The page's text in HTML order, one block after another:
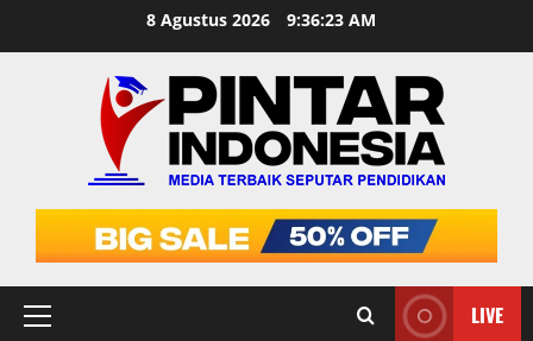
8 Agustus 2026 9:36:23 AM
Primary
LIVE